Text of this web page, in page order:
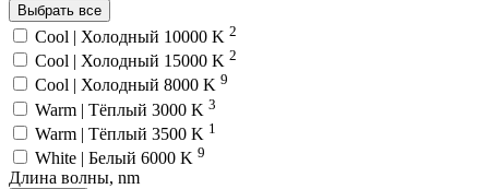
Выбрать все
Cool | Холодный 10000 K 2
Cool | Холодный 15000 K 2
Cool | Холодный 8000 K 9
Warm | Тёплый 3000 K 3
Warm | Тёплый 3500 K 1
White | Белый 6000 K 9
Длина волны, nm